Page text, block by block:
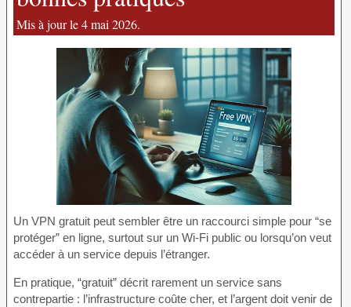
Mis à jour le 4 mai 2026.
Un VPN gratuit peut sembler être un raccourci simple pour “se
protéger” en ligne, surtout sur un Wi-Fi public ou lorsqu’on veut
accéder à un service depuis l’étranger.
En pratique, “gratuit” décrit rarement un service sans
contrepartie : l’infrastructure coûte cher, et l’argent doit venir de